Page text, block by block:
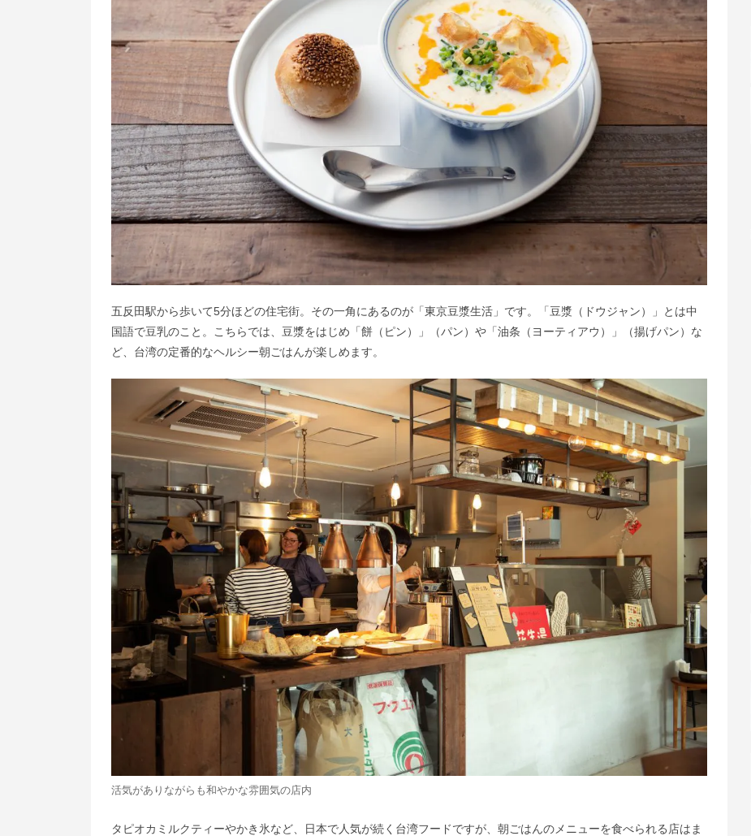
五反田駅から歩いて5分ほどの住宅街。その一角にあるのが「東京豆漿生活」です。「豆漿（ドウジャン）」とは中
国語で豆乳のこと。こちらでは、豆漿をはじめ「餅（ピン）」（パン）や「油条（ヨーティアウ）」（揚げパン）な
ど、台湾の定番的なヘルシー朝ごはんが楽しめます。
活気がありながらも和やかな雰囲気の店内
タピオカミルクティーやかき氷など、日本で人気が続く台湾フードですが、朝ごはんのメニューを食べられる店はま